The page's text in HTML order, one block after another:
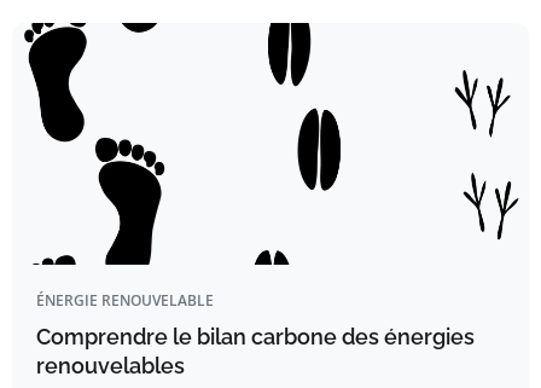
ÉNERGIE RENOUVELABLE
Comprendre le bilan carbone des énergies
renouvelables